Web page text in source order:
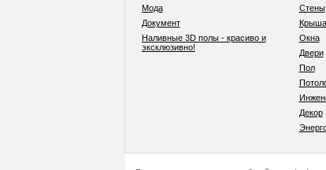
Мода
Документ
Наливные 3D полы - красиво и
эксклюзивно!
Стены
Окна
Двери
Пол
Декор